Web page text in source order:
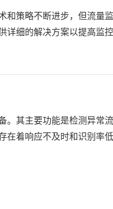
和策略不断进步，但流量
细的解决方案以提高监控
。其主要功能是检测异常
着响应不及时和识别率低